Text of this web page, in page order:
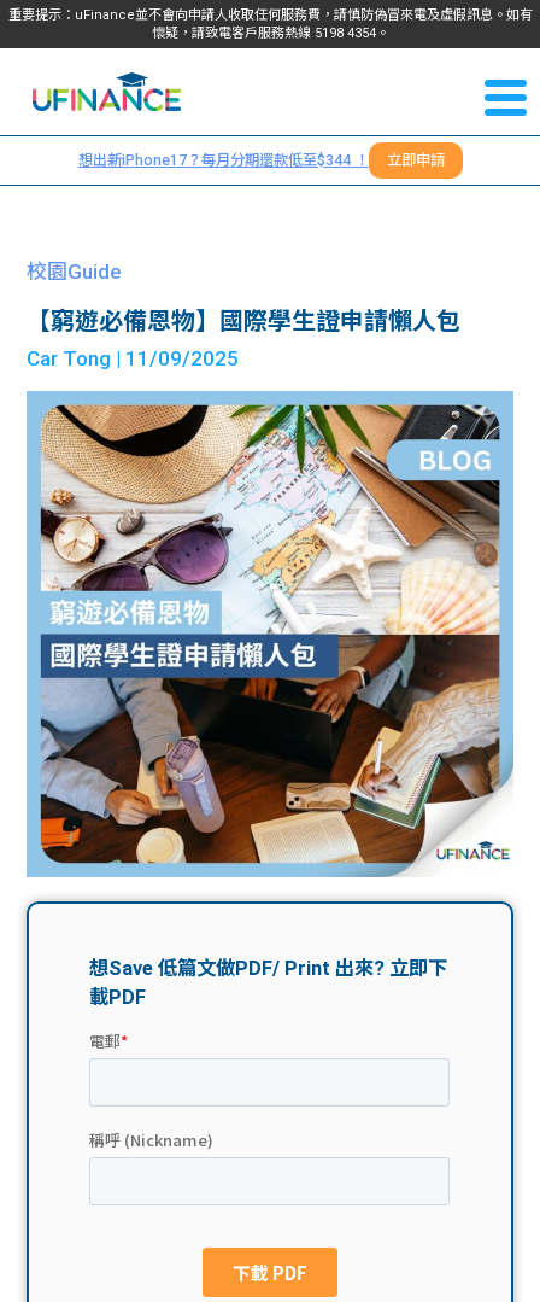
重要提示：uFinance並不會向申請人收取任何服務費，請慎防偽冒來電及虛假訊息。如有
懷疑，請致電客戶服務熱線 5198 4354。
我們
服務
貸款
貸款
計算
機
學生
分享
大學
生學
費貸
計數
網上
資訊
Blog
大專
生筍
工推
搵工
Gui
Exc
Gui
校園
常見
問題
學生
福利
nce
校園
我們
們
＋
想出新iPhone17？每月分期還款低至$344 ！ 立即申請
校園Guide
【窮遊必備恩物】國際學生證申請懶人包
Car Tong | 11/09/2025